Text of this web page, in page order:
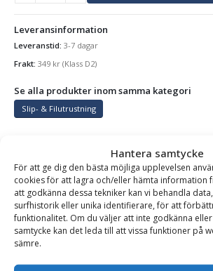
Hantera samtycke
För att ge dig den bästa möjliga upplevelsen
cookies för att lagra och/eller hämta information
att godkänna dessa tekniker kan vi behandla
surfhistorik eller unika identifierare, för att
funktionalitet. Om du väljer att inte godkänna
samtycke kan det leda till att vissa funktioner på
sämre.
Leveransinformation
Leveranstid: 3-7 dagar
Frakt: 349 kr (Klass D2)
Se alla produkter inom samma kategori
Slip- & Filutrustning
BESKRIVNING
Rundfil – 12-pack, 5,5 mm rundfilar
röjsågsklingor